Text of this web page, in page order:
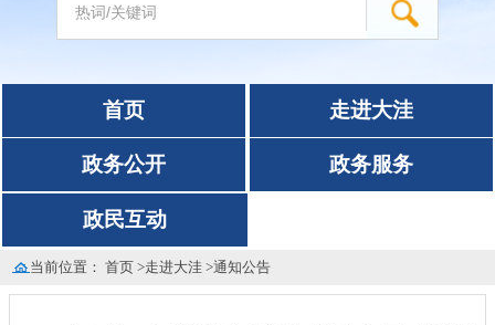
首页 走进大洼
政务公开 政务服务
政民互动
当前位置：首页 >走进大洼 >通知公告